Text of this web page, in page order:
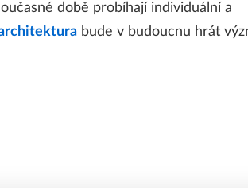
době probíhají individuální a
bude v budoucnu hrát